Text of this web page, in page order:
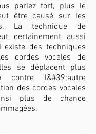
parlez fort, plus le
être causé sur les
La technique de
certainement aussi
des techniques
cordes vocales de
se déplacent plus
contre l&#39;autre
des cordes vocales
plus de chance